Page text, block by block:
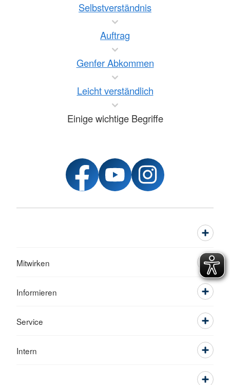
Selbstverständnis
Auftrag
Genfer Abkommen
Leicht verständlich
Einige wichtige Begriffe
Mitwirken
Informieren
Service
Intern